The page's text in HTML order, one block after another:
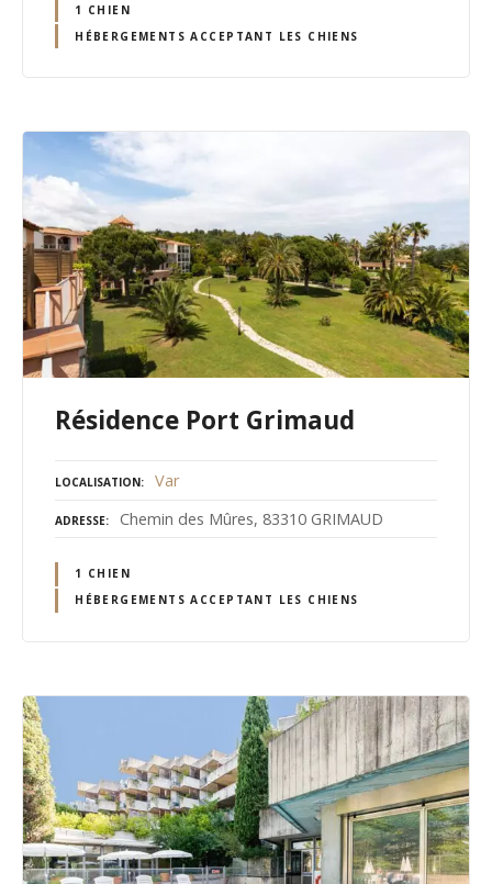
1 CHIEN
HÉBERGEMENTS ACCEPTANT LES CHIENS
Résidence Port Grimaud
LOCALISATION Var
ADRESSE Chemin des Mûres, 83310 GRIMAUD
1 CHIEN
HÉBERGEMENTS ACCEPTANT LES CHIENS